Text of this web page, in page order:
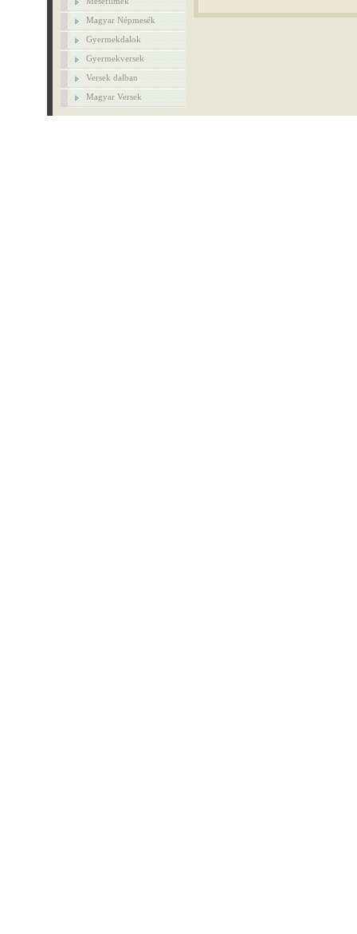
Magyar Népmesék
Gyermekdalok
Gyermekversek
Versek dalban
Magyar Versek